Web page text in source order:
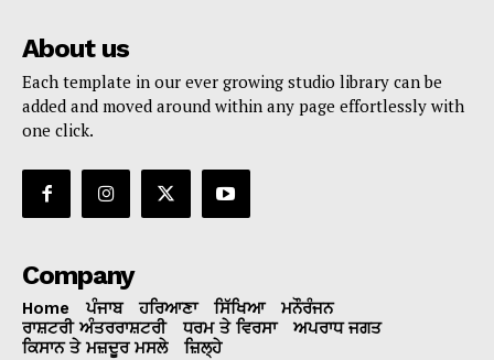
About us
Each template in our ever growing studio library can be
added and moved around within any page effortlessly with
one click.
Company
Home ਪੰਜਾਬ ਹਰਿਆਣਾ ਸਿੱਖਿਆ
ਮਨੌਰੰਜਨ
ਰਾਸ਼ਟਰੀ ਅੰਤਰਰਾਸ਼ਟਰੀ
ਧਰਮ ਤੇ ਵਿਰਸਾ
ਅਪਰਾਧ ਜਗਤ
ਕਿਸਾਨ ਤੇ ਮਜ਼ਦੂਰ ਮਸਲੇ
ਜ਼ਿਲ੍ਹੇ